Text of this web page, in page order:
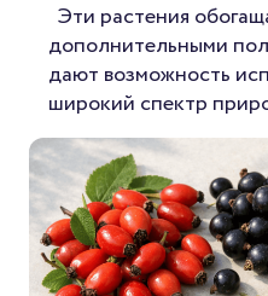
Эти растения
дополнительными
дают возможность
широкий спектр